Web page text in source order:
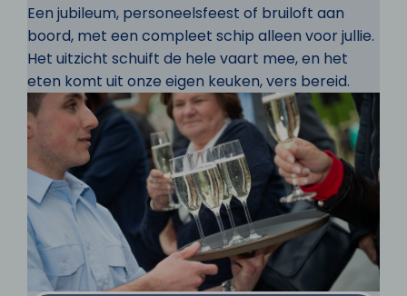
Een jubileum, personeelsfeest of bruiloft aan
boord, met een compleet schip alleen voor jullie.
Het uitzicht schuift de hele vaart mee, en het
eten komt uit onze eigen keuken, vers bereid.